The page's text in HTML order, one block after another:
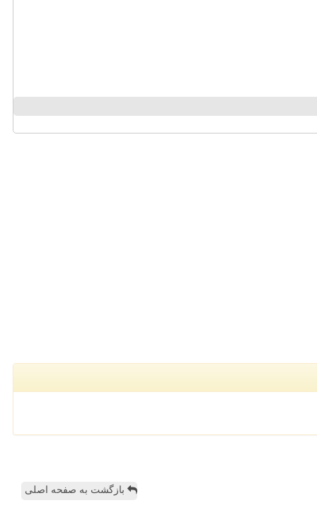
بازگشت به صفحه اصلی